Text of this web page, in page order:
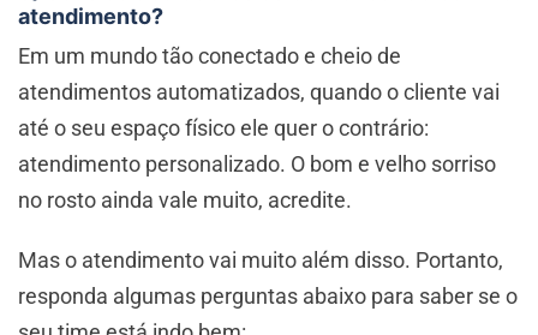
atendimento?
Em um mundo tão conectado e cheio de
atendimentos automatizados, quando o cliente vai
até o seu espaço físico ele quer o contrário:
atendimento personalizado. O bom e velho sorriso
no rosto ainda vale muito, acredite.
Mas o atendimento vai muito além disso. Portanto,
responda algumas perguntas abaixo para saber se o